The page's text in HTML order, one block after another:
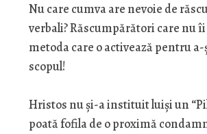
Nu care cumva are nevoie de
verbali? Răscumpărători care nu
metoda care o activează pentru
scopul!
Hristos nu și-a instituit luiși un
poată fofila de o proximă